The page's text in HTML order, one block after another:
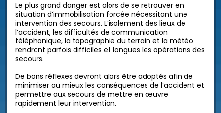
Le plus grand danger est alors de se retrouver en
situation d’immobilisation forcée nécessitant une
intervention des secours. L’isolement des lieux de
l’accident, les difficultés de communication
téléphonique, la topographie du terrain et la météo
rendront parfois difficiles et longues les opérations des
secours.
De bons réflexes devront alors être adoptés afin de
minimiser au mieux les conséquences de l’accident et
permettre aux secours de mettre en œuvre
rapidement leur intervention.